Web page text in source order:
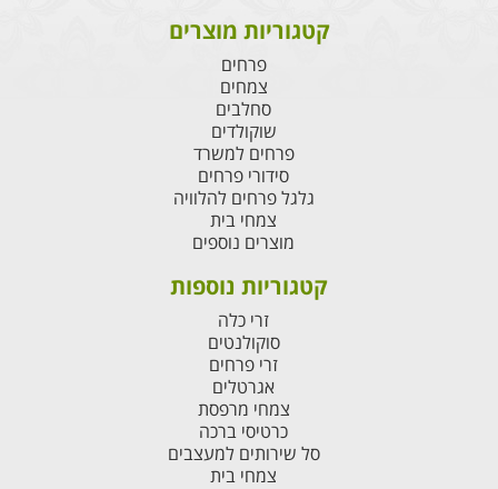
קטגוריות מוצרים
פרחים
צמחים
סחלבים
שוקולדים
פרחים למשרד
סידורי פרחים
גלגל פרחים להלוויה
צמחי בית
מוצרים נוספים
קטגוריות נוספות
זרי כלה
סוקולנטים
זרי פרחים
אגרטלים
צמחי מרפסת
כרטיסי ברכה
סל שירותים למעצבים
צמחי בית